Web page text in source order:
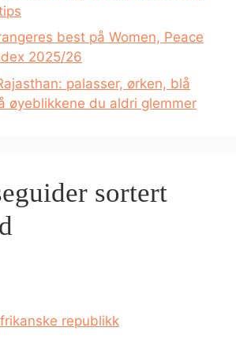
best på Women, Peace
2025/26
palasser, ørken, blå
øyeblikkene du aldri glemmer
sortert
republikk